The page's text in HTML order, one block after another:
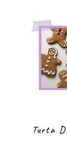
Turta